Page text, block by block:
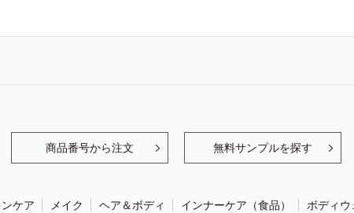
商品番号から注文 無料サンプルを探す
ケア メイク ヘア＆ボディ インナーケア（食品） ボディウ